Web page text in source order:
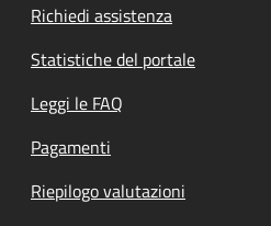
Richiedi assistenza
Statistiche del portale
Leggi le FAQ
Pagamenti
Riepilogo valutazioni